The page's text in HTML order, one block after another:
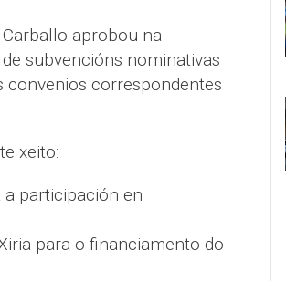
aprobou na
subvencións nominativas
convenios correspondentes
xeito:
participación en
para o financiamento do